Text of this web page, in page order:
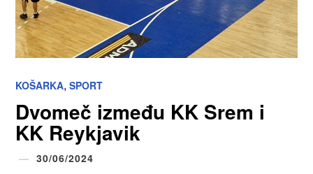
KOŠARKA,SPORT
Dvomeč između KK Srem i
KK Reykjavik
30/06/2024